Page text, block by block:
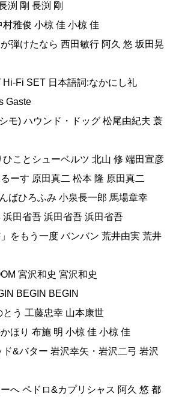
渕 剛 長渕 剛
雅俊 小椋 佳 小椋 佳
弾けたなら 西田敏行 阿久 悠 坂田晃
Fi SET 日本語詞:なかにし礼
Gaste
モ) ハウンド・ドッグ 松尾由紀夫 蓑
ことシューベルツ 北山 修 端田宣彦
ーす 原田真二 松本 隆 原田真二
ばひろふみ 小泉長一郎 馬場章幸
田省吾 浜田省吾 浜田省吾
をもう一度 バンバン 荒井由実 荒井
宮沢和史 宮沢和史
BEGIN BEGIN
う 工藤忠幸 山本康世
ほり 布施 明 小椋 佳 小椋 佳
&バター 岩沢幸矢・岩沢二弓 岩沢
へ ペドロ&カプリシャス 阿久 悠 都